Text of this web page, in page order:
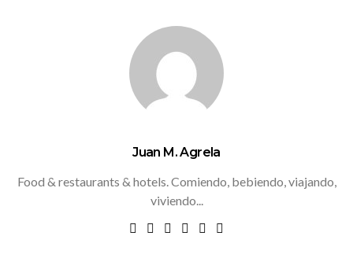
Juan M. Agrela
Food & restaurants & hotels. Comiendo, bebiendo, viajando,
viviendo...